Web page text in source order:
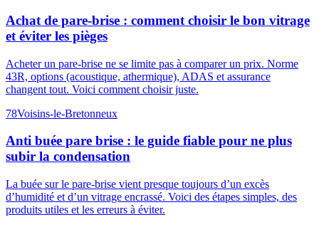
Achat de pare-brise : comment choisir le bon vitrage
et éviter les pièges
Acheter un pare-brise ne se limite pas à comparer un prix. Norme
43R, options (acoustique, athermique), ADAS et assurance
changent tout. Voici comment choisir juste.
78Voisins-le-Bretonneux
Anti buée pare brise : le guide fiable pour ne plus
subir la condensation
La buée sur le pare-brise vient presque toujours d’un excès
d’humidité et d’un vitrage encrassé. Voici des étapes simples, des
produits utiles et les erreurs à éviter.